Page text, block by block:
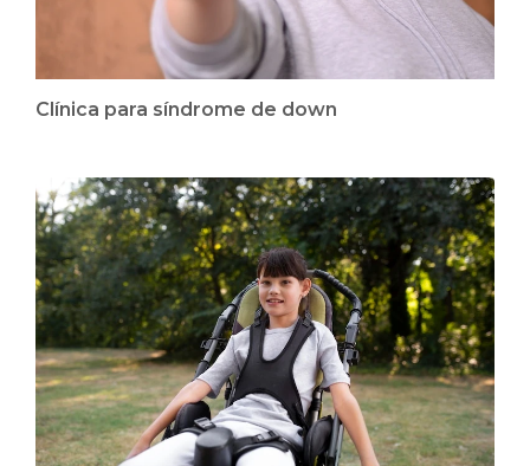
Clínica para síndrome de down